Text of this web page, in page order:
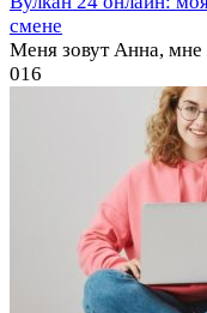
смене
Меня зовут Анна, мне
016